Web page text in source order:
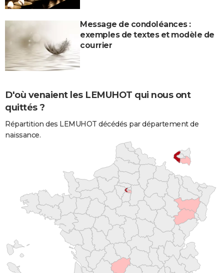
Message de condoléances :
exemples de textes et modèle de
courrier
D'où venaient les LEMUHOT qui nous ont
quittés ?
Répartition des LEMUHOT décédés par département de
naissance.